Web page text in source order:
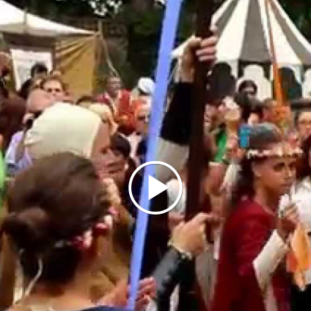
l'occasione e i tamburi itineranti che accompagnano i
visitatori tra un'attrazione e l'altra. In Piazza Dal
Verme, nel frattempo, resta allestita la scenografia
medievale del borgo.
LA CENA MEDIEVALE AI PIEDI DEL CASTELLO
Sabato sera, alle 20.30, ai piedi del Castello Dal
Verme si tiene la suggestiva cena medievale,
l'appuntamento conviviale che chiude la prima
giornata della manifestazione. La partecipazione
richiede la prenotazione, da effettuare contattando
i numeri 324 861 0242 e 366 354 7184.
AREA FOOD E TRUCK
Sia sabato 15 sia domenica 16 agosto è attiva